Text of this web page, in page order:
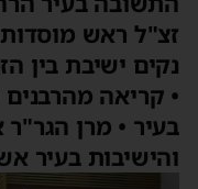
זצ"ל ראש
נקים ישיבת בין
• קריאה
בעיר • מרן
והישיבות בעיר